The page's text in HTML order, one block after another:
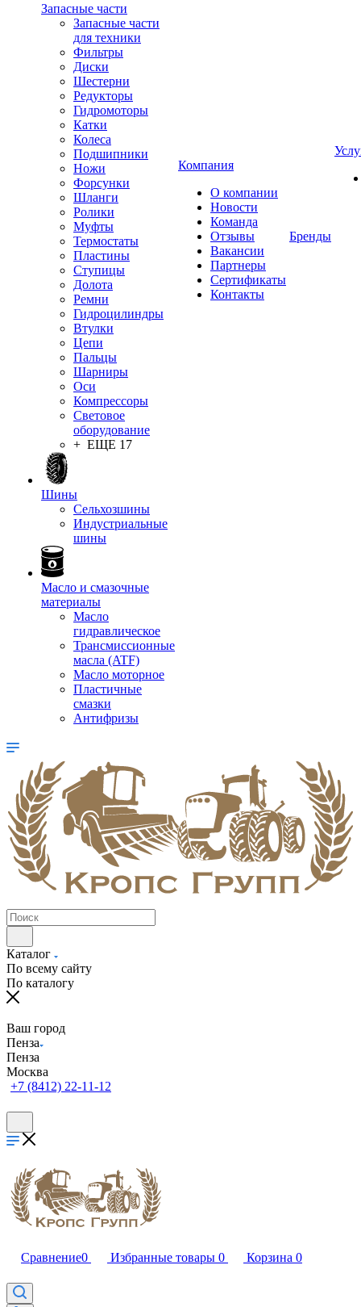
Запасные части
Запасные части
для техники
Фильтры
Диски
Шестерни
Редукторы
Гидромоторы
Катки
Колеса
Подшипники
Ножи
Форсунки
Шланги
Ролики
Муфты
Термостаты
Пластины
Ступицы
Долота
Ремни
Гидроцилиндры
Втулки
Цепи
Пальцы
Шарниры
Оси
Компрессоры
Световое
оборудование
+ ЕЩЕ 17
Шины
Сельхозшины
Индустриальные
шины
Масло и смазочные
материалы
Масло
гидравлическое
Трансмиссионные
масла (ATF)
Масло моторное
Пластичные
смазки
Антифризы
Компания
О компании
Новости
Команда
Отзывы
Вакансии
Партнеры
Сертификаты
Контакты
Бренды
Каталог
По всему сайту
По каталогу
Ваш город
Пенза
Пенза
Москва
+7 (8412) 22-11-12
Сравнение0 Избранные товары 0 Корзина 0